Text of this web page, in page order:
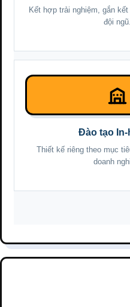
Kết hợp trải nghiệm, gắn
đội ngũ.
Đào tạo
Thiết kế riêng theo mục
doanh